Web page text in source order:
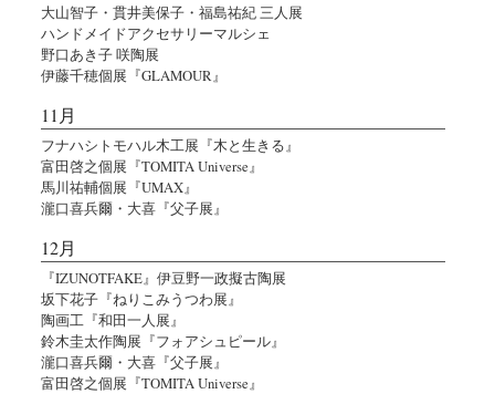
大山智子・貫井美保子・福島祐紀 三人展
ハンドメイドアクセサリーマルシェ
野口あき子 咲陶展
伊藤千穂個展『GLAMOUR』
11月
フナハシトモハル木工展『木と生きる』
富田啓之個展『TOMITA Universe』
馬川祐輔個展『UMAX』
瀧口喜兵爾・大喜『父子展』
12月
『IZUNOTFAKE』伊豆野一政擬古陶展
坂下花子『ねりこみうつわ展』
陶画工『和田一人展』
鈴木圭太作陶展『フォアシュピール』
瀧口喜兵爾・大喜『父子展』
富田啓之個展『TOMITA Universe』